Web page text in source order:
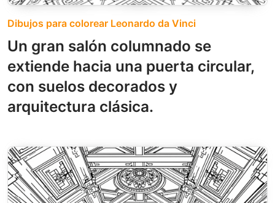
Dibujos para colorear Leonardo da Vinci
Un gran salón columnado se
extiende hacia una puerta circular,
con suelos decorados y
arquitectura clásica.